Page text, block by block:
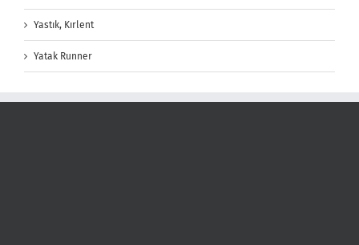
Yastık, Kırlent
Yatak Runner